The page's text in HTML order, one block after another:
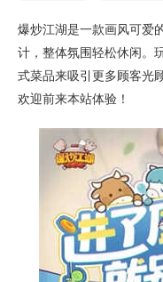
爆炒江湖是一款画风可爱
计，整体氛围轻松休闲。
式菜品来吸引更多顾客光
欢迎前来本站体验！